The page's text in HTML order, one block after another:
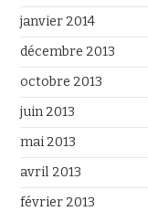
janvier 2014
décembre 2013
octobre 2013
juin 2013
mai 2013
avril 2013
février 2013